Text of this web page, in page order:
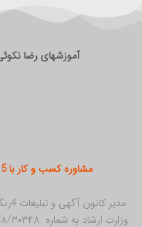
آموزشهای رضا
مشاوره کسب و کار با 5 تضمین رشد قطعی رضا نکوئی